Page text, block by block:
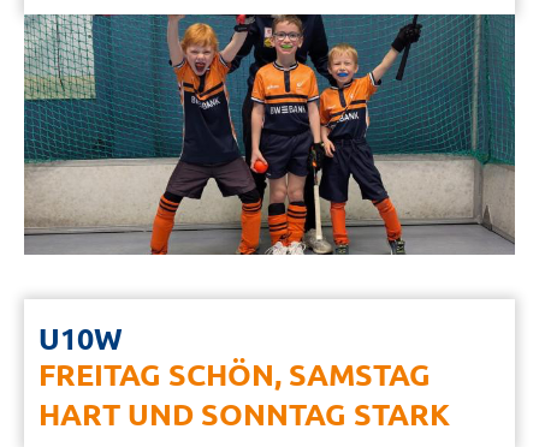
U10W
FREITAG SCHÖN, SAMSTAG
HART UND SONNTAG STARK